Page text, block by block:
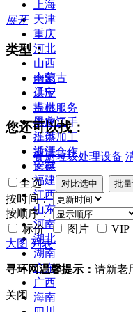
上海
天津
重庆
河北
山西
内蒙古
辽宁
吉林
黑龙江
江苏
浙江
安徽
福建
江西
山东
河南
湖北
湖南
广东
广西
海南
展开
类型：
全部
供应
提供服务
供应二手
提供加工
提供合作
库存
您还可以找：
餐厨垃圾处理设备
全选
按时间：
按顺序：
标价
图片
VIP
大图 列表
寻环网温馨提示： 请新老
关闭